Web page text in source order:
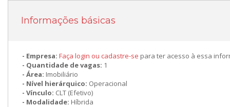
Informações básicas
Empresa: Faça login ou cadastre-se para ter acesso à essa
Quantidade de vagas: 1
Área: Imobiliário
Nível hierárquico: Operacional
Vínculo: CLT (Efetivo)
Modalidade: Híbrida